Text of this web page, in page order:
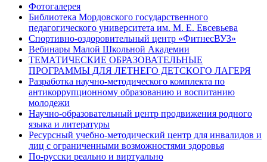
Фотогалерея
Библиотека Мордовского государственного
педагогического университета им. М. Е. Евсевьева
Спортивно-оздоровительный центр «ФитнесВУЗ»
Вебинары Малой Школьной Академии
ТЕМАТИЧЕСКИЕ ОБРАЗОВАТЕЛЬНЫЕ
ПРОГРАММЫ ДЛЯ ЛЕТНЕГО ДЕТСКОГО ЛАГЕРЯ
Разработка научно-методического комплекта по
антикоррупционному образованию и воспитанию
молодежи
Научно-образовательный центр продвижения родного
языка и литературы
Ресурсный учебно-методический центр для инвалидов и
лиц с ограниченными возможностями здоровья
По-русски реально и виртуально